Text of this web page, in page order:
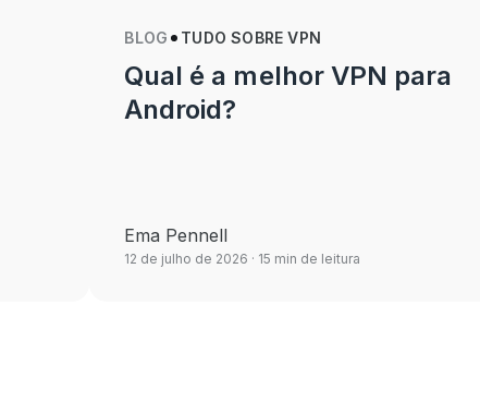
BLOG TUDO SOBRE VPN
Qual é a melhor VPN para
Android?
Ema Pennell
12 de julho de 2026 · 15 min de leitura